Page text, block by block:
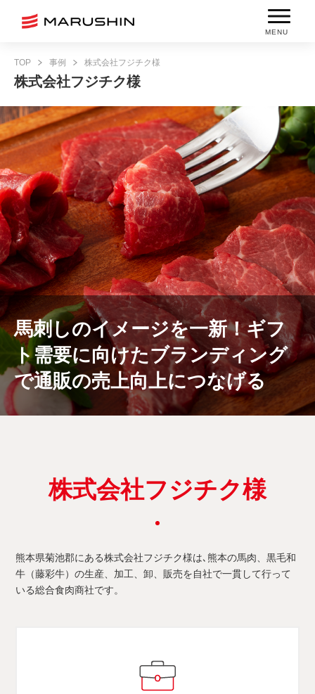
MENU
TOP 事例 株式会社フジチク様
株式会社フジチク様
馬刺しのイメージを一新！ギフ
ト需要に向けたブランディング
で通販の売上向上につなげる
株式会社フジチク様
熊本県菊池郡にある株式会社フジチク様は､熊本の馬肉、黒毛和
牛（藤彩牛）の生産、加工、卸、販売を自社で一貫して行って
いる総合食肉商社です。